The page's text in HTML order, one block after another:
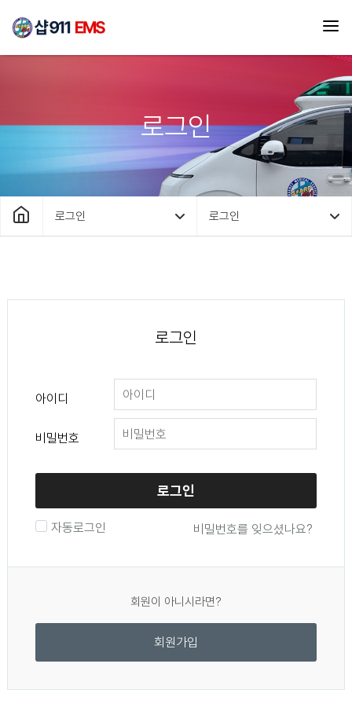
로그인
로그인 로그인
회원이 아니시라면?
회원가입
로그인
아이디
비밀번호
로그인
자동로그인 비밀번호를 잊으셨나요?